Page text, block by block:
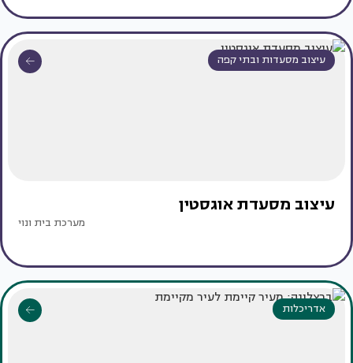
עיצוב מסעדות ובתי קפה
עיצוב מסעדת אוגסטין
מערכת בית ונוי
אדריכלות